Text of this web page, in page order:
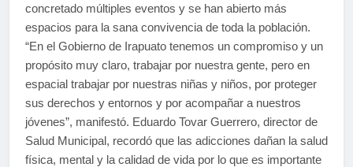
concretado múltiples eventos y se han abierto más
espacios para la sana convivencia de toda la población.
“En el Gobierno de Irapuato tenemos un compromiso y un
propósito muy claro, trabajar por nuestra gente, pero en
espacial trabajar por nuestras niñas y niños, por proteger
sus derechos y entornos y por acompañar a nuestros
jóvenes”, manifestó. Eduardo Tovar Guerrero, director de
Salud Municipal, recordó que las adicciones dañan la salud
física, mental y la calidad de vida por lo que es importante